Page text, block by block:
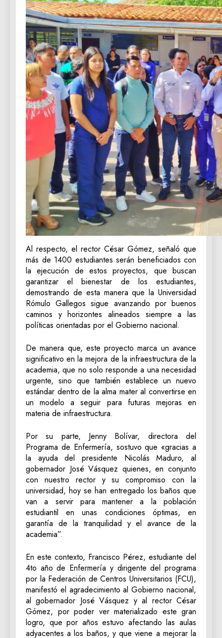
Al respecto, el rector César Gómez, señaló que
más de 1400 estudiantes serán beneficiados con
la ejecución de estos proyectos, que buscan
garantizar el bienestar de los estudiantes,
demostrando de esta manera que la Universidad
Rómulo Gallegos sigue avanzando por buenos
caminos y horizontes alineados siempre a las
políticas orientadas por el Gobierno nacional.
De manera que, este proyecto marca un avance
significativo en la mejora de la infraestructura de la
academia, que no solo responde a una necesidad
urgente, sino que también establece un nuevo
estándar dentro de la alma mater al convertirse en
un modelo a seguir para futuras mejoras en
materia de infraestructura.
Por su parte, Jenny Bolívar, directora del
Programa de Enfermería, sostuvo que «gracias a
la ayuda del presidente Nicolás Maduro, al
gobernador José Vásquez quienes, en conjunto
con nuestro rector y su compromiso con la
universidad, hoy se han entregado los baños que
van a servir para mantener a la población
estudiantil en unas condiciones óptimas, en
garantía de la tranquilidad y el avance de la
academia”.
En este contexto, Francisco Pérez, estudiante del
4to año de Enfermería y dirigente del programa
por la Federación de Centros Universitarios (FCU),
manifestó el agradecimiento al Gobierno nacional,
al gobernador José Vásquez y al rector César
Gómez, por poder ver materializado este gran
logro, que por años estuvo afectando las aulas
adyacentes a los baños, y que viene a mejorar la